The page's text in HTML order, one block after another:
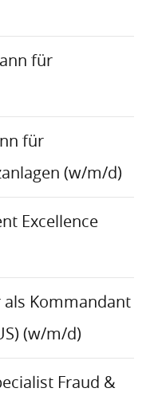
für
für
(w/m/d)
Excellence
Kommandant
(w/m/d)
Fraud &